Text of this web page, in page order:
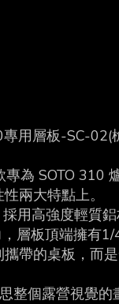
用層板-SC-02(
為 SOTO 310
兩大特點上。
用高強度輕質
層板頂端擁有
帶的桌板，而
個露營視覺的